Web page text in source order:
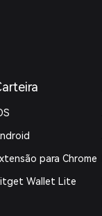
para Chrome
Wallet Lite